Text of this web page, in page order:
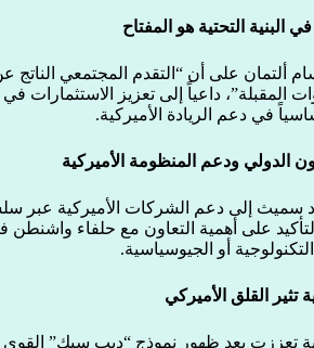
البنية التحتية هو المفتاح
ألتمان على أن “التقدم المجتمعي الناتج
المقبلة”، داعياً إلى تعزيز الاستثمارات في
في دعم الريادة الأميركية.
الدولي ودعم المنظومة الأميركية
سميث إلى دعم الشركات الأميركية عبر
على أهمية التعاون مع حلفاء واشنطن
أو الجيوسياسية.
تثير القلق الأميركي
تعززت بعد ظهور نموذج “ديب سيك” القوي